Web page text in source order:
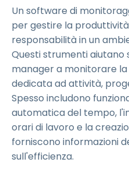
Un software di
per gestire la
responsabilità in un
Questi strumenti aiutano
manager a monitorare
dedicata ad attività,
Spesso includono
automatica del tempo,
orari di lavoro e la
forniscono informazioni
sull'efficienza.